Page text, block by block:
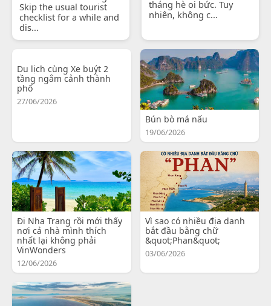
Skip the usual tourist
checklist for a while and
dis...
tháng hè oi bức. Tuy
nhiên, không c...
Du lịch cùng Xe buýt 2
tầng ngắm cảnh thành
phố
27/06/2026
Bún bò má nấu
19/06/2026
Đi Nha Trang rồi mới thấy
nơi cả nhà mình thích
nhất lại không phải
VinWonders
12/06/2026
Vì sao có nhiều địa danh
bắt đầu bằng chữ
&quot;Phan&quot;
03/06/2026